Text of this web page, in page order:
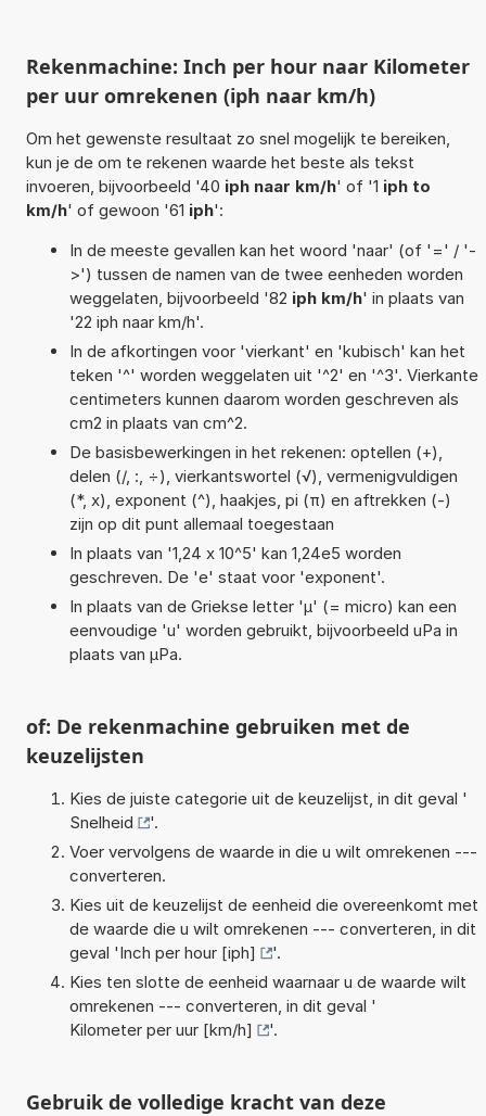
Rekenmachine: Inch per hour naar Kilometer
per uur omrekenen (iph naar km/h)
Om het gewenste resultaat zo snel mogelijk te bereiken,
kun je de om te rekenen waarde het beste als tekst
invoeren, bijvoorbeeld '40 iph naar km/h' of '1 iph to
km/h' of gewoon '61 iph':
In de meeste gevallen kan het woord 'naar' (of '=' / '-
>') tussen de namen van de twee eenheden worden
weggelaten, bijvoorbeeld '82 iph km/h' in plaats van
'22 iph naar km/h'.
In de afkortingen voor 'vierkant' en 'kubisch' kan het
teken '^' worden weggelaten uit '^2' en '^3'. Vierkante
centimeters kunnen daarom worden geschreven als
cm2 in plaats van cm^2.
De basisbewerkingen in het rekenen: optellen (+),
delen (/, :, ÷), vierkantswortel (√), vermenigvuldigen
(*, x), exponent (^), haakjes, pi (π) en aftrekken (-)
zijn op dit punt allemaal toegestaan
In plaats van '1,24 x 10^5' kan 1,24e5 worden
geschreven. De 'e' staat voor 'exponent'.
In plaats van de Griekse letter 'µ' (= micro) kan een
eenvoudige 'u' worden gebruikt, bijvoorbeeld uPa in
plaats van µPa.
of: De rekenmachine gebruiken met de
keuzelijsten
Kies de juiste categorie uit de keuzelijst, in dit geval '
Snelheid
'.
Voer vervolgens de waarde in die u wilt omrekenen ---
converteren.
Kies uit de keuzelijst de eenheid die overeenkomt met
de waarde die u wilt omrekenen --- converteren, in dit
geval 'Inch per hour [iph]
'.
Kies ten slotte de eenheid waarnaar u de waarde wilt
omrekenen --- converteren, in dit geval '
Kilometer per uur [km/h]
'.
Gebruik de volledige kracht van deze